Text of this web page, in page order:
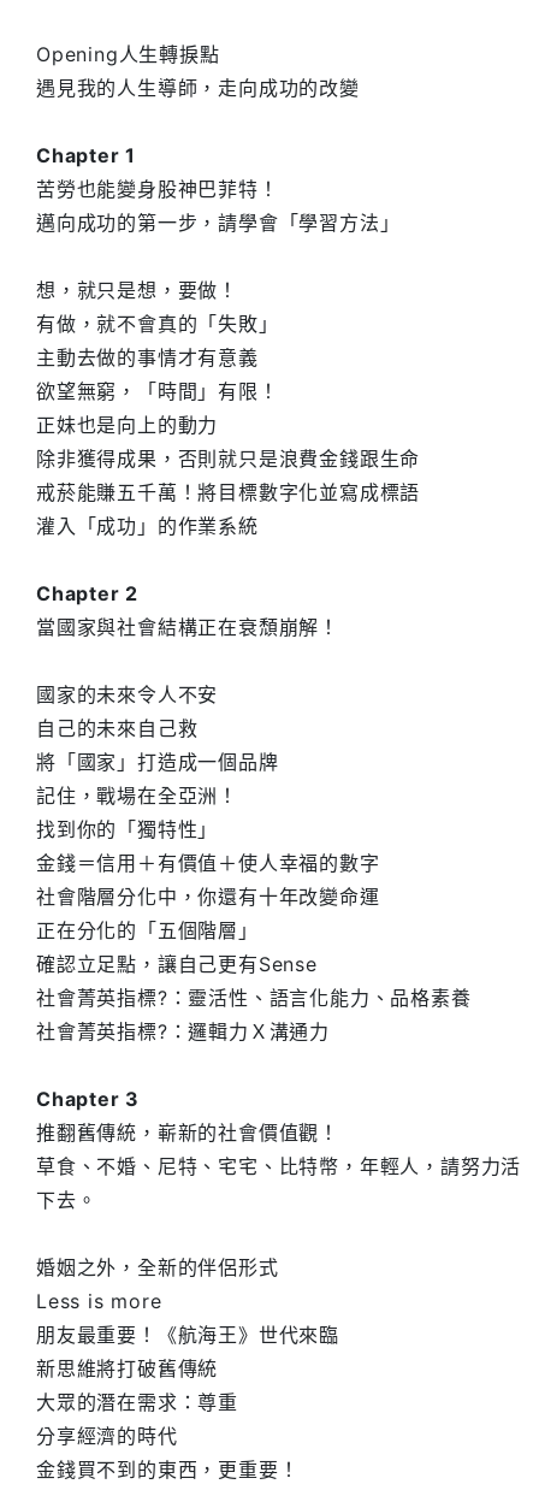
Opening人生轉捩點
遇見我的人生導師，走向成功的改變
Chapter 1
苦勞也能變身股神巴菲特！
邁向成功的第一步，請學會「學習方法」
想，就只是想，要做！
有做，就不會真的「失敗」
主動去做的事情才有意義
欲望無窮，「時間」有限！
正妹也是向上的動力
除非獲得成果，否則就只是浪費金錢跟生命
戒菸能賺五千萬！將目標數字化並寫成標語
灌入「成功」的作業系統
Chapter 2
當國家與社會結構正在衰頹崩解！
國家的未來令人不安
自己的未來自己救
將「國家」打造成一個品牌
記住，戰場在全亞洲！
找到你的「獨特性」
金錢＝信用＋有價值＋使人幸福的數字
社會階層分化中，你還有十年改變命運
正在分化的「五個階層」
確認立足點，讓自己更有Sense
社會菁英指標?：靈活性、語言化能力、品格素養
社會菁英指標?：邏輯力Ｘ溝通力
Chapter 3
推翻舊傳統，嶄新的社會價值觀！
草食、不婚、尼特、宅宅、比特幣，年輕人，請努力活
下去。
婚姻之外，全新的伴侶形式
Less is more
朋友最重要！《航海王》世代來臨
新思維將打破舊傳統
大眾的潛在需求：尊重
分享經濟的時代
金錢買不到的東西，更重要！